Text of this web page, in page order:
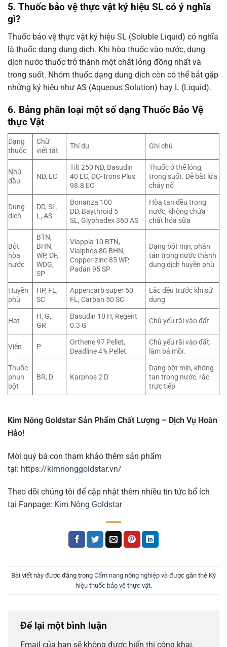
5. Thuốc bảo vệ thực vật ký hiệu SL có ý nghĩa
gì?
Thuốc bảo vệ thực vật ký hiệu SL (Soluble Liquid) có nghĩa
là thuốc dạng dung dịch. Khi hòa thuốc vào nước, dung
dịch nước thuốc trở thành một chất lỏng đồng nhất và
trong suốt. Nhóm thuốc dạng dung dịch còn có thể bắt gặp
những ký hiệu như AS (Aqueous Solution) hay L (Liquid).
6. Bảng phân loại một số dạng Thuốc Bảo Vệ
thực Vật
Dạng
thuốc
Chữ
viết tắt
Thí dụ Ghi chú
Nhũ
dầu
ND, EC
Tilt 250 ND, Basudin
40 EC, DC-Trons Plus
98.8 EC
Thuốc ở thể lỏng,
trong suốt. Dễ bắt lửa
cháy nổ
Dung
dịch
DD, SL,
L, AS
Bonanza 100
DD, Baythroid 5
SL, Glyphadex 360 AS
Hòa tan đều trong
nước, không chứa
chất hóa sữa
Bột
hòa
nước
BTN,
BHN,
WP, DF,
WDG,
SP
Viappla 10 BTN,
Vialphos 80 BHN,
Copper-zinc 85 WP,
Padan 95 SP
Dạng bột mịn, phân
tán trong nước thành
dung dịch huyền phù
Huyền
phù
HP, FL,
SC
Appencarb super 50
FL, Carban 50 SC
Lắc đều trước khi sử
dụng
Hạt
H, G,
GR
Basudin 10 H, Regent
0.3 G
Chủ yếu rãi vào đất
Viên P
Orthene 97 Pellet,
Deadline 4% Pellet
Chủ yếu rãi vào đất,
làm bả mồi.
Thuốc
phun
bột
BR, D Karphos 2 D
Dạng bột mịn, không
tan trong nước, rắc
trực tiếp
Kim Nông Goldstar Sản Phẩm Chất Lượng – Dịch Vụ Hoàn
Hảo!
Mời quý bà con tham khảo thêm sản phẩm
tại: https://kimnonggoldstar.vn/
Theo dõi chúng tôi để cập nhật thêm nhiều tin tức bổ ích
tại Fanpage: Kim Nông Goldstar
Bài viết này được đăng trong Cẩm nang nông nghiệp và được gắn thẻ Ký
hiệu thuốc bảo vệ thực vật.
Để lại một bình luận
Email của bạn sẽ không được hiển thị công khai.